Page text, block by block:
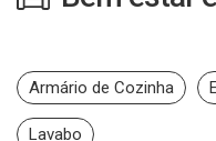
Armário de Cozinha
Lavabo